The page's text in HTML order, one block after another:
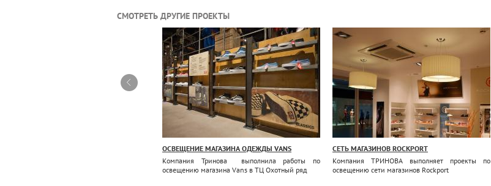
СМОТРЕТЬ ДРУГИЕ ПРОЕКТЫ
ОСВЕЩЕНИЕ МАГАЗИНА ОДЕЖДЫ VANS
Компания Тринова выполнила работы по
освещению магазина Vans в ТЦ Охотный ряд
СЕТЬ МАГАЗИНОВ ROCKPORT
Компания ТРИНОВА выполняет проекты по
освещению сети магазинов Rockport